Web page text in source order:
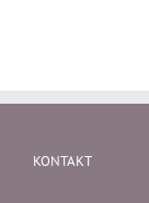
KONTAKT